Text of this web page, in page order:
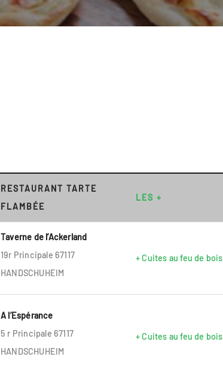
RESTAURANT TARTE
FLAMBÉE
LES +
Taverne de l’Ackerland
19r Principale 67117
HANDSCHUHEIM
+ Cuites au feu de bois
A l’Espérance
5 r Principale 67117
HANDSCHUHEIM
+ Cuites au feu de bois